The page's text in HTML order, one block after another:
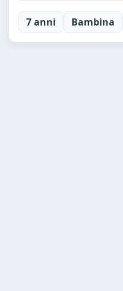
7 anni Bambina